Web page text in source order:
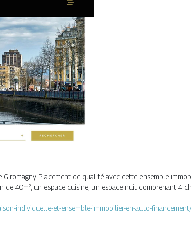
Placement de qualité avec cette ensemble
40m², un espace cuisine, un espace nuit comprenant 4
individuelle-et-ensemble-immobilier-en-auto-